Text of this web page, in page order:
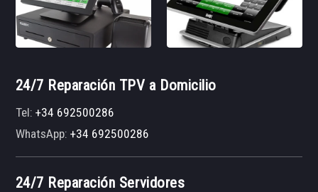
24/7 Reparación TPV a Domicilio
Tel:+34 692500286
WhatsApp:+34 692500286
24/7 Reparación Servidores